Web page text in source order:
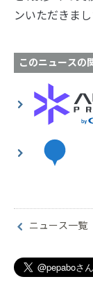
ンいただきまし
このニュースの
ニュース一覧